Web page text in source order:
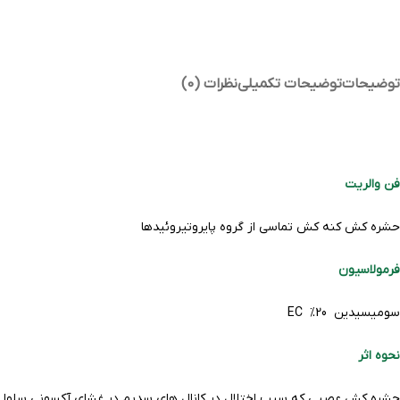
توضیحاتتوضیحات تکمیلینظرات (0)
فن والریت
حشره کش کنه کش تماسی از گروه پایروتیروئیدها
فرمولاسیون
سومیسیدین 20% EC
نحوه اثر